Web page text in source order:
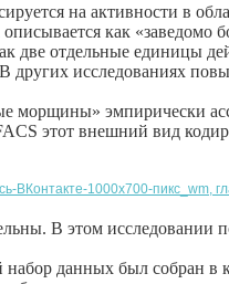
на активности в
как
две отдельные единицы
других исследованиях
морщины» эмпирически
этот внешний вид
В этом исследовании
данных был собран